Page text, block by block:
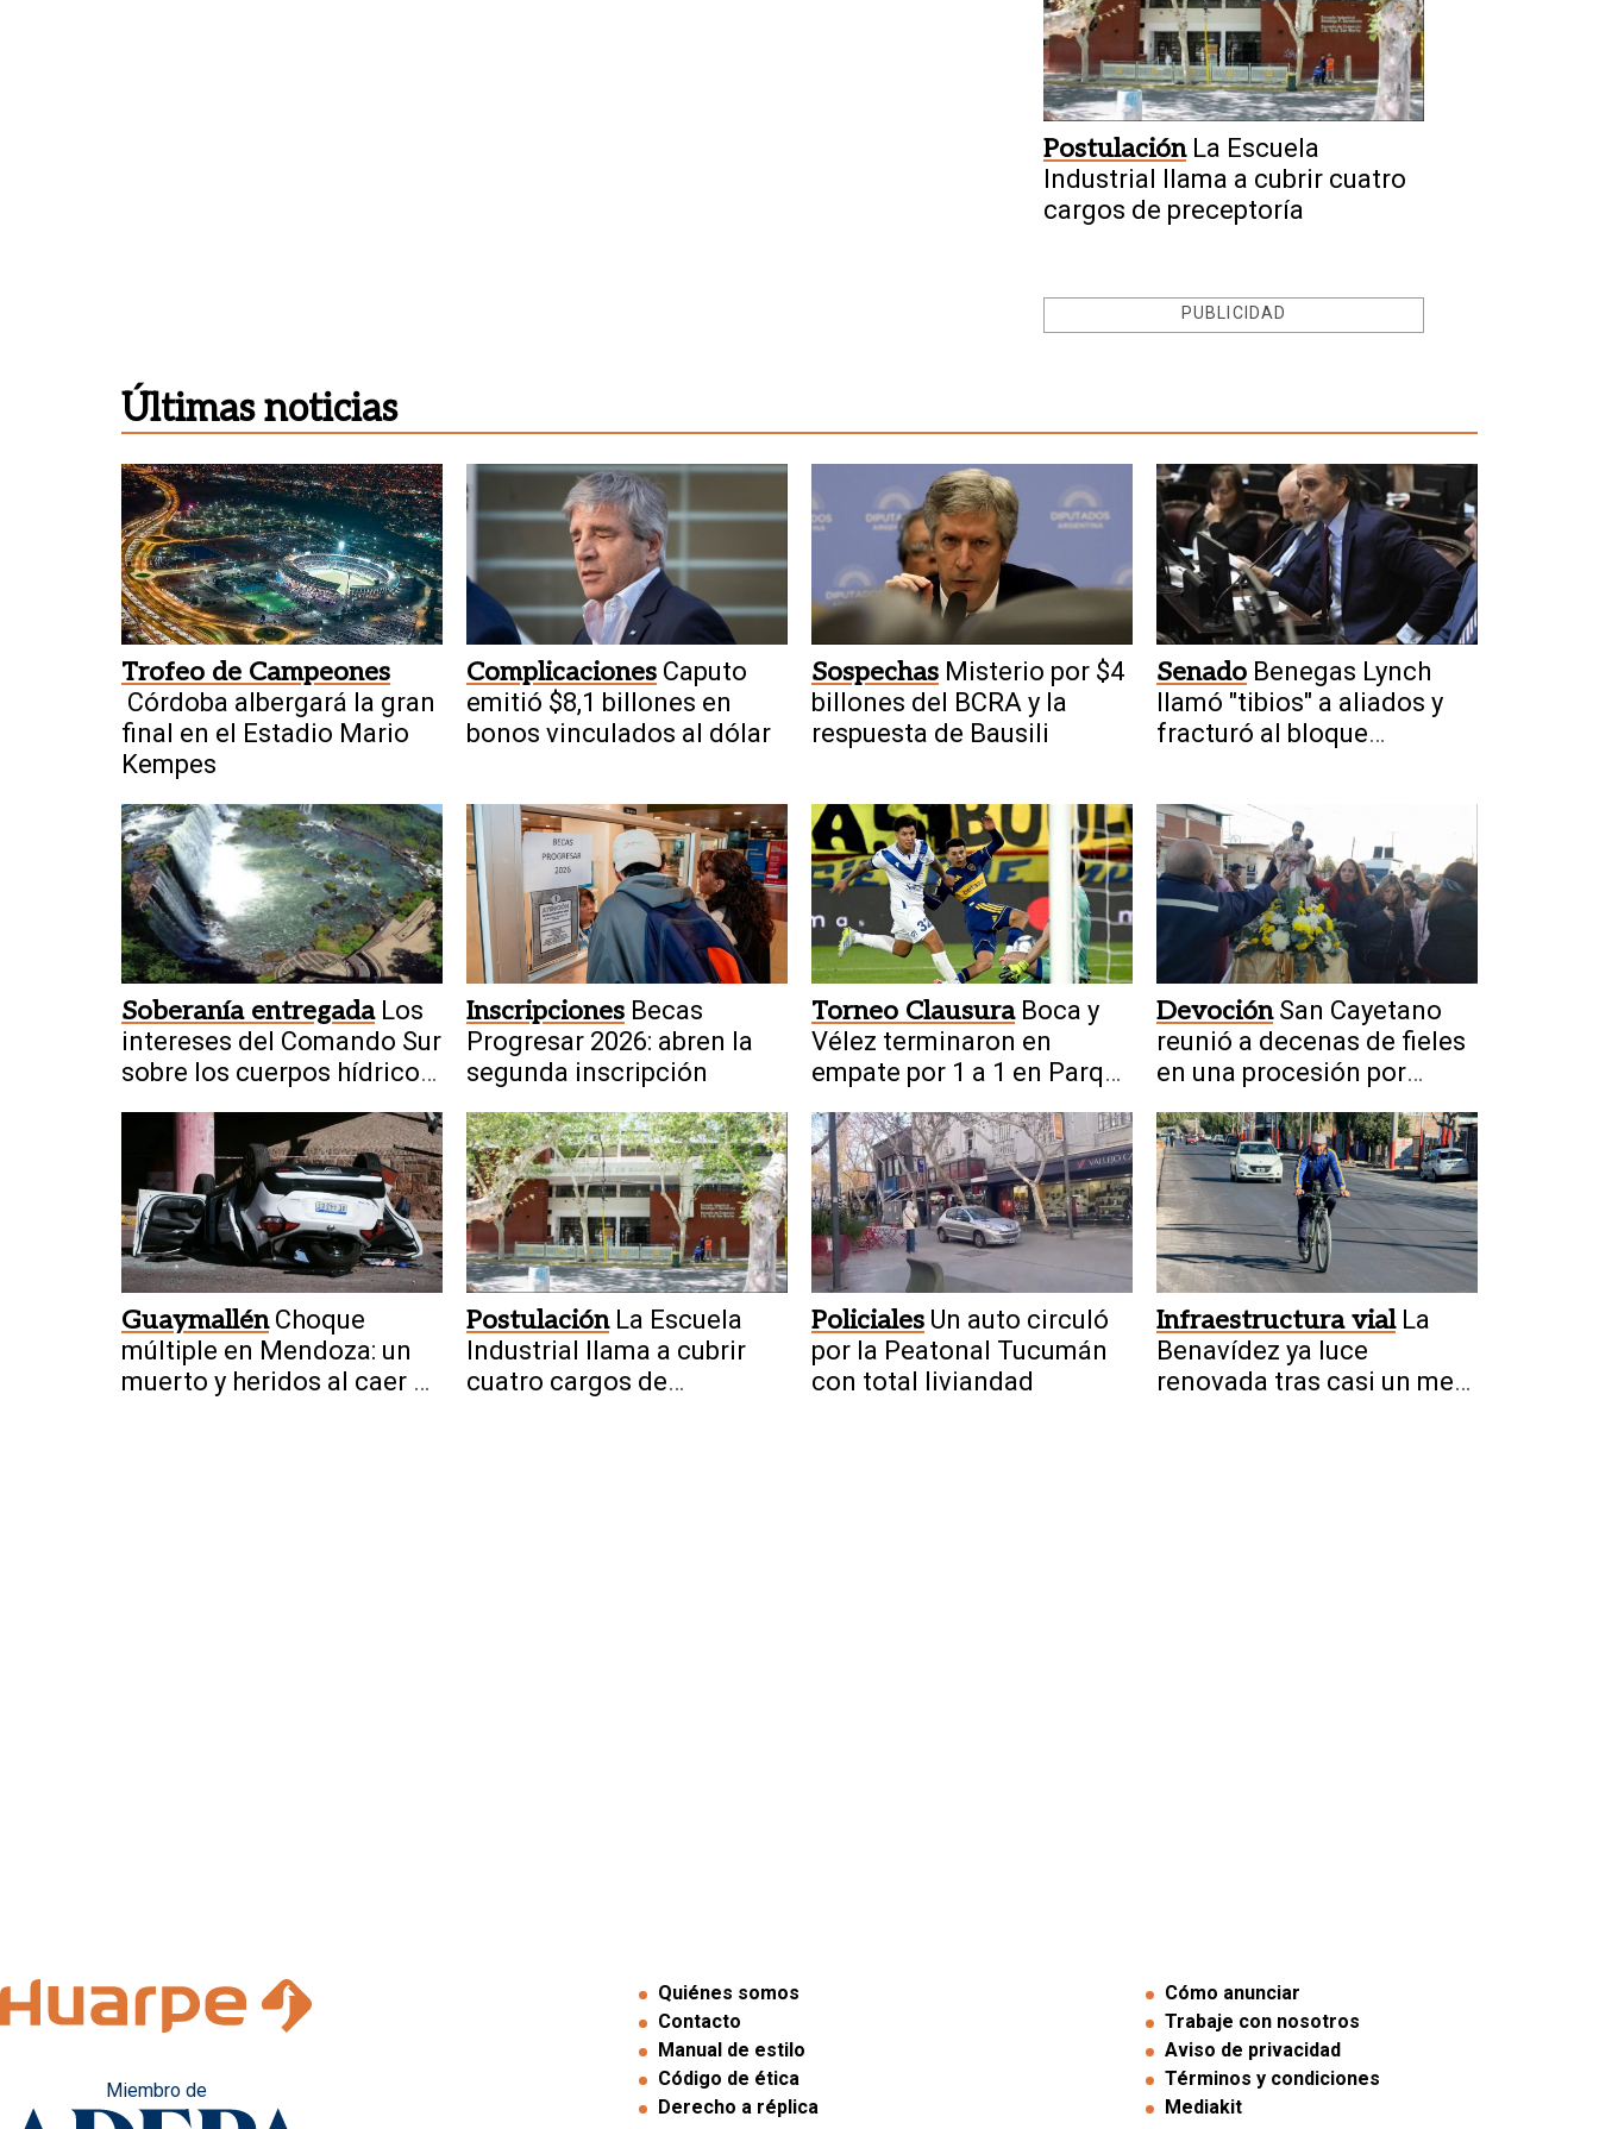
Postulación La Escuela
Industrial llama a cubrir cuatro
cargos de preceptoría
PUBLICIDAD
Últimas noticias
Trofeo de Campeones
Córdoba albergará la gran
final en el Estadio Mario
Kempes
Complicaciones Caputo
emitió $8,1 billones en
bonos vinculados al dólar
Sospechas Misterio por $4
billones del BCRA y la
respuesta de Bausili
Senado Benegas Lynch
llamó "tibios" a aliados y
fracturó al bloque
Soberanía entregada Los
intereses del Comando Sur
sobre los cuerpos hídricos
Inscripciones Becas
Progresar 2026: abren la
segunda inscripción
Torneo Clausura Boca y
Vélez terminaron en
empate por 1 a 1 en Parque
Devoción San Cayetano
reunió a decenas de fieles
en una procesión por
Guaymallén Choque
múltiple en Mendoza: un
muerto y heridos al caer al
Postulación La Escuela
Industrial llama a cubrir
cuatro cargos de
Policiales Un auto circuló
por la Peatonal Tucumán
con total liviandad
Infraestructura vial La
Benavídez ya luce
renovada tras casi un mes
Miembro de
Quiénes somos
Contacto
Manual de estilo
Código de ética
Derecho a réplica
Cómo anunciar
Trabaje con nosotros
Aviso de privacidad
Términos y condiciones
Mediakit